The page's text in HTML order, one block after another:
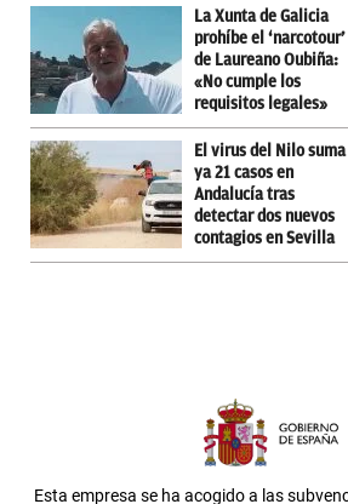
La Xunta de Galicia
prohíbe el ‘narcotour’
de Laureano Oubiña:
«No cumple los
requisitos legales»
El virus del Nilo suma
ya 21 casos en
Andalucía tras
detectar dos nuevos
contagios en Sevilla
Esta empresa se ha acogido a las